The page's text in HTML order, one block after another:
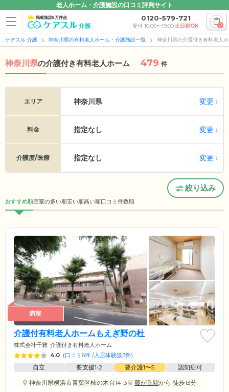
老人ホーム・介護施設の口コミ評判サイト
掲載施設5万件超 0120-579-721
受付 10:00〜19:00土日祝OK 0
ケアスル 介護 神奈川県の有料老人ホーム・介護施設一覧 神奈川県の介護付き有料老人
神奈川県の介護付き有料老人ホーム 479 件
エリア 神奈川県 変更
料金 指定なし 変更
介護度/医療 指定なし 変更
絞り込み
おすすめ順空室の多い順安い順高い順口コミ件数順
満室
介護付有料老人ホームもえぎ野の杜
株式会社千雅 介護付き有料老人ホーム
4.0 (口コミ6件 /入居体験談3件)
自立 要支援1•2 要介護1〜5
認知症可
神奈川県横浜市青葉区柿の木台14-3
藤が丘駅から 徒歩13分